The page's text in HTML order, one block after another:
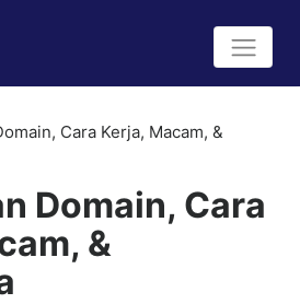
Cara Kerja, Macam, &
Domain, Cara
&